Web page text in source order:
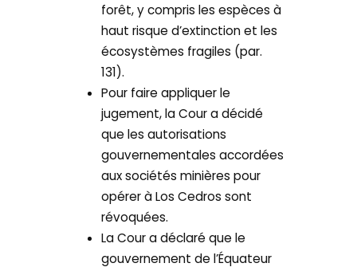
forêt, y compris les espèces à
haut risque d’extinction et les
écosystèmes fragiles (par.
131).
Pour faire appliquer le
jugement, la Cour a décidé
que les autorisations
gouvernementales accordées
aux sociétés minières pour
opérer à Los Cedros sont
révoquées.
La Cour a déclaré que le
gouvernement de l’Équateur